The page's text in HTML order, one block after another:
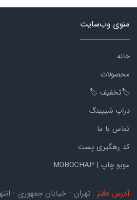
منوی وب‌سایت
خانه
محصولات
🏷️تخفیف 🏷️
دراپ شیپینگ
تماس با ما
کد رهگیری پست
موبو چاپ | MOBOCHAP
آدرس دفتر : تهران - خیابان جمهوری -